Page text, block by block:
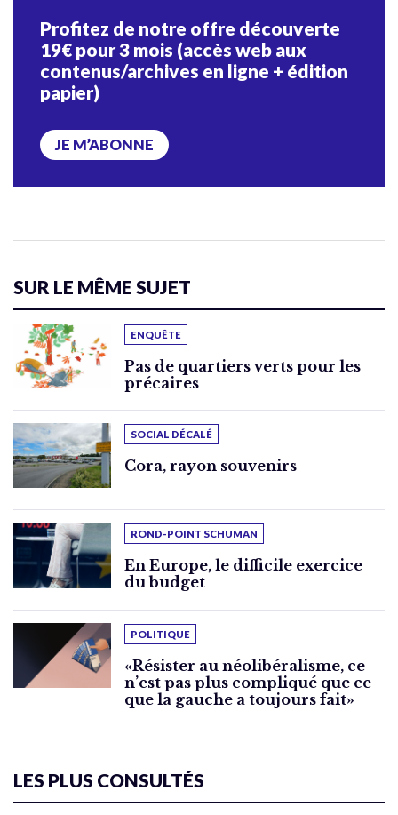
Profitez de notre offre découverte
19€ pour 3 mois (accès web aux
contenus/archives en ligne + édition
papier)
JE M’ABONNE
SUR LE MÊME SUJET
ENQUÊTE
Pas de quartiers verts pour les
précaires
SOCIAL DÉCALÉ
Cora, rayon souvenirs
ROND-POINT SCHUMAN
En Europe, le difficile exercice
du budget
POLITIQUE
«Résister au néolibéralisme, ce
n’est pas plus compliqué que ce
que la gauche a toujours fait»
LES PLUS CONSULTÉS